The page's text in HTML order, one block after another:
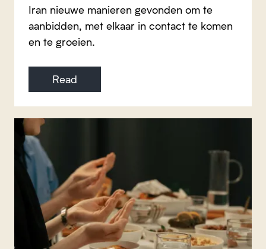
Iran nieuwe manieren gevonden om te
aanbidden, met elkaar in contact te komen
en te groeien.
Read